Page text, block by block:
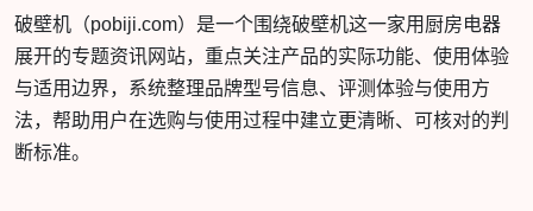
破壁机（pobiji.com）是一个围绕破壁机这一家用厨房电器
展开的专题资讯网站，重点关注产品的实际功能、使用体验
与适用边界，系统整理品牌型号信息、评测体验与使用方
法，帮助用户在选购与使用过程中建立更清晰、可核对的判
断标准。